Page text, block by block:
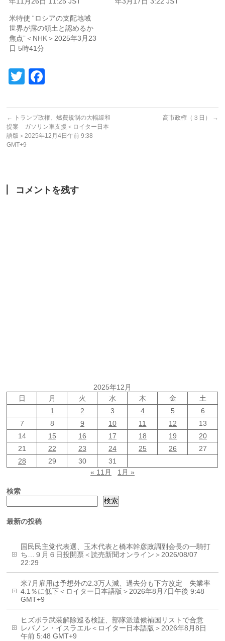
米特使 “ロシアの支配地域
世界が露の領土と認めるか
焦点”＜NHK＞2025年3月23
日 5時41分
Twitter
←
トランプ政権、燃費規制の大幅緩和
提案 ガソリン車支援＜ロイター日本
語版＞2025年12月4日午前 9:38
GMT+9
高市政権（３日） →
コメントを残す
2025年12月
日
月 火 水 木 金
土
1
2 3 4 5
6
7
8 9 10 11 12
13
14
15 16 17 18 19
20
21
22 23 24 25 26
27
28
29 30
31
« 11月
1月 »
検索
検索
最新の投稿
国民民主党代表選、玉木代表と橋本幹彦政調副会長の一騎打
ち…９月６日投開票＜読売新聞オンライン＞2026/08/07
22:29
米7月雇用は予想外の2.3万人減、過去分も下方改定 失業率
4.1％に低下＜ロイター日本語版＞2026年8月7日午後 9:48
GMT+9
ヒズボラ武装解除巡る検証、部隊派遣候補国リストで合意
レバノン・イスラエル＜ロイター日本語版＞2026年8月8日
午前 5:48 GMT+9